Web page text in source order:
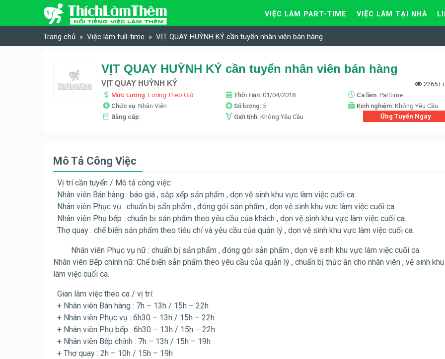
Skip to content
VIỆC LÀM PART-TIME VIỆC LÀM TẠI NHÀ
Trang chủ Việc làm full-time VỊT QUAY HUỲNH KÝ cần tuyển nhân viên bán hàng
VỊT QUAY HUỲNH KÝ cần tuyển nhân viên bán hàng
VỊT QUAY HUỲNH KÝ
2265
Mức Lương: Lương Theo Giờ Thời Hạn: 01/04/2018 Ca làm: Parttime
Chức vụ: Nhân Viên Số lượng: 5 Kinh nghiệm: Không Yêu Cầu
Bằng cấp:
Giới tính: Không Yêu Cầu Ứng Tuyển Ngay
Mô Tả Công Việc
Vị trí cần tuyển / Mô tả công việc:
Nhân viên Bán hàng : báo giá , sắp xếp sản phẩm , dọn vệ sinh khu vực làm việc cuối ca.
Nhân viên Phục vụ : chuẩn bị sẩn phẩm , đóng gói sản phẩm , dọn vệ sinh khu vực làm việc cuối ca.
Nhân viên Phụ bếp : chuẩn bị sản phẩm theo yêu cầu của khách , dọn vệ sinh khu vực làm việc cuối ca.
Thợ quay : chế biến sản phẩm theo tiêu chí và yêu cầu của quản lý , dọn vệ sinh khu vực làm việc cuối ca.
Nhân viên Phục vụ nữ : chuẩn bị sản phẩm , đóng gói sản phẩm , dọn vệ sinh khu vực làm việc cuối ca.
Nhân viên Bếp chính nữ: Chế biến sản phẩm theo yêu cầu của quản lý , chuẩn bị thức ăn cho nhân viên , vệ sinh
làm việc cuối ca.
Gian làm việc theo ca / vị trí:
+ Nhân viên Bán hàng : 7h – 13h / 15h – 22h
+ Nhân viên Phục vụ : 6h30 – 13h / 15h – 22h
+ Nhân viên Phụ bếp : 6h30 – 13h / 15h – 22h
+ Nhân viên Bếp chính : 7h – 13h / 15h – 19h
+ Thợ quay : 2h – 10h / 15h – 19h